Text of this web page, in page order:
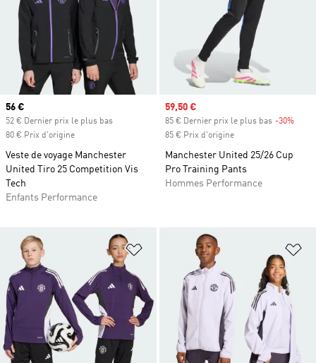
Prix actuel
56 €
52 € Dernier prix le plus bas
80 € Prix d'origine
Veste de voyage Manchester
United Tiro 25 Competition Vis
Tech
Enfants Performance
Prix soldé
59,50 €
85 € Dernier prix le plus bas -30%
85 € Prix d'origine
Manchester United 25/26 Cup
Pro Training Pants
Hommes Performance
Ajouter à la Liste de produits